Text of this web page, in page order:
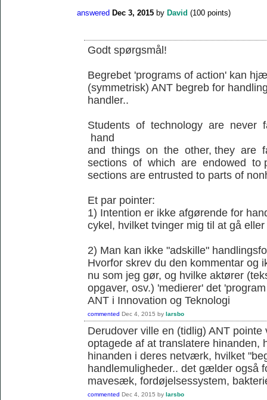
answered Dec 3, 2015 by David (100 points)
Godt spørgsmål!
Begrebet 'programs of action' kan
(symmetrisk) ANT begreb for
handler..
Students of technology are never
hand
and things on the other, they are
sections of which are endowed to
sections are entrusted to parts of
Et par pointer:
1) Intention er ikke afgørende for
cykel, hvilket tvinger mig til at gå
2) Man kan ikke "adskille"
Hvorfor skrev du den kommentar og
nu som jeg gør, og hvilke aktører
opgaver, osv.) 'medierer' det
ANT i Innovation og Teknologi
commented Dec 4, 2015 by larsbo
Derudover ville en (tidlig) ANT
optagede af at translatere hinanden,
hinanden i deres netværk, hvilket
handlemuligheder.. det gælder også
mavesæk, fordøjelsessystem,
commented Dec 4, 2015 by larsbo